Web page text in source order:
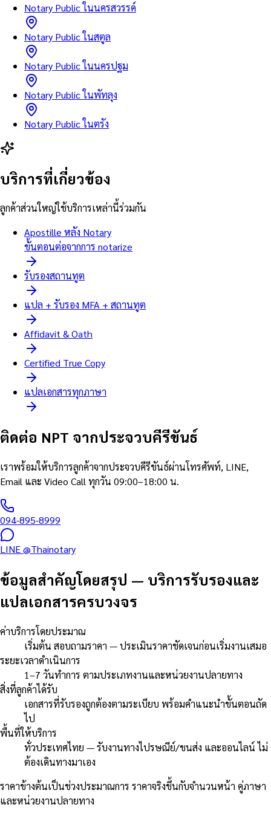
Notary Public ในนครสวรรค์
Notary Public ในสตูล
Notary Public ในนครปฐม
Notary Public ในพัทลุง
Notary Public ในตรัง
บริการที่เกี่ยวข้อง
ลูกค้าส่วนใหญ่ใช้บริการเหล่านี้ร่วมกัน
Apostille หลัง Notary
ขั้นตอนต่อจากการ notarize
รับรองสถานทูต
แปล + รับรอง MFA + สถานทูต
Affidavit & Oath
Certified True Copy
แปลเอกสารทุกภาษา
ติดต่อ NPT จากประจวบคีรีขันธ์
เราพร้อมให้บริการลูกค้าจากประจวบคีรีขันธ์ผ่านโทรศัพท์, LINE,
Email และ Video Call ทุกวัน 09:00–18:00 น.
094-895-8999
LINE @Thainotary
ข้อมูลสำคัญโดยสรุป — บริการรับรองและ
แปลเอกสารครบวงจร
ค่าบริการโดยประมาณ
เริ่มต้น สอบถามราคา — ประเมินราคาชัดเจนก่อนเริ่มงานเสมอ
ระยะเวลาดำเนินการ
1–7 วันทำการ ตามประเภทงานและหน่วยงานปลายทาง
สิ่งที่ลูกค้าได้รับ
เอกสารที่รับรองถูกต้องตามระเบียบ พร้อมคำแนะนำขั้นตอนถัด
ไป
พื้นที่ให้บริการ
ทั่วประเทศไทย — รับงานทางไปรษณีย์/ขนส่ง และออนไลน์ ไม่
ต้องเดินทางมาเอง
ราคาข้างต้นเป็นช่วงประมาณการ ราคาจริงขึ้นกับจำนวนหน้า คู่ภาษา
และหน่วยงานปลายทาง